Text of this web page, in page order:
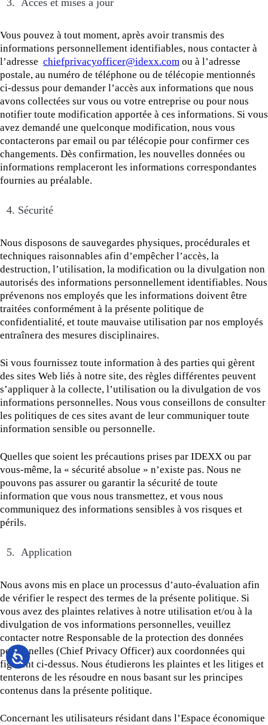
3. Accès et mises à jour
Vous pouvez à tout moment, après avoir transmis des
informations personnellement identifiables, nous contacter à
l’adresse chiefprivacyofficer@idexx.com ou à l’adresse
postale, au numéro de téléphone ou de télécopie mentionnés
ci-dessus pour demander l’accès aux informations que nous
avons collectées sur vous ou votre entreprise ou pour nous
notifier toute modification apportée à ces informations. Si vous
avez demandé une quelconque modification, nous vous
contacterons par email ou par télécopie pour confirmer ces
changements. Dès confirmation, les nouvelles données ou
informations remplaceront les informations correspondantes
fournies au préalable.
4. Sécurité
Nous disposons de sauvegardes physiques, procédurales et
techniques raisonnables afin d’empêcher l’accès, la
destruction, l’utilisation, la modification ou la divulgation non
autorisés des informations personnellement identifiables. Nous
prévenons nos employés que les informations doivent être
traitées conformément à la présente politique de
confidentialité, et toute mauvaise utilisation par nos employés
entraînera des mesures disciplinaires.
Si vous fournissez toute information à des parties qui gèrent
des sites Web liés à notre site, des règles différentes peuvent
s’appliquer à la collecte, l’utilisation ou la divulgation de vos
informations personnelles. Nous vous conseillons de consulter
les politiques de ces sites avant de leur communiquer toute
information sensible ou personnelle.
Quelles que soient les précautions prises par IDEXX ou par
vous-même, la « sécurité absolue » n’existe pas. Nous ne
pouvons pas assurer ou garantir la sécurité de toute
information que vous nous transmettez, et vous nous
communiquez des informations sensibles à vos risques et
périls.
5. Application
Nous avons mis en place un processus d’auto-évaluation afin
de vérifier le respect des termes de la présente politique. Si
vous avez des plaintes relatives à notre utilisation et/ou à la
divulgation de vos informations personnelles, veuillez
contacter notre Responsable de la protection des données
personnelles (Chief Privacy Officer) aux coordonnées qui
figurent ci-dessus. Nous étudierons les plaintes et les litiges et
tenterons de les résoudre en nous basant sur les principes
contenus dans la présente politique.
Concernant les utilisateurs résidant dans l’Espace économique